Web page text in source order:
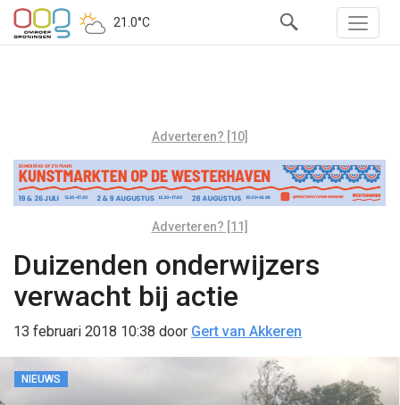
21.0°C
Adverteren? [10]
Adverteren? [11]
Duizenden onderwijzers
verwacht bij actie
13 februari 2018 10:38 door Gert van Akkeren
NIEUWS